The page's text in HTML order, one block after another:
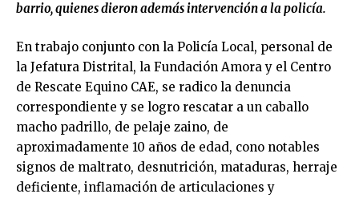
barrio, quienes dieron además intervención a la policía.
En trabajo conjunto con la Policía Local, personal de
la Jefatura Distrital, la Fundación Amora y el Centro
de Rescate Equino CAE, se radico la denuncia
correspondiente y se logro rescatar a un caballo
macho padrillo, de pelaje zaino, de
aproximadamente 10 años de edad, cono notables
signos de maltrato, desnutrición, mataduras, herraje
deficiente, inflamación de articulaciones y